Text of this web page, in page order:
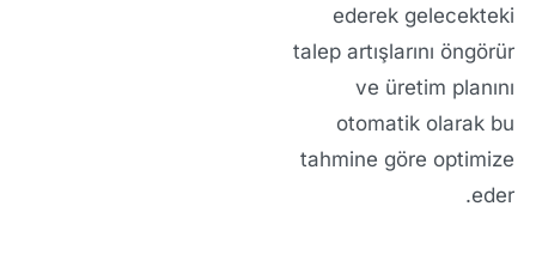
ederek gelecekteki
talep artışlarını öngörür
ve üretim planını
otomatik olarak bu
tahmine göre optimize
eder.